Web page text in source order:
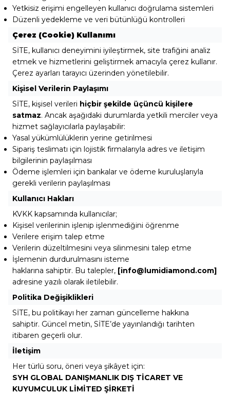
Yetkisiz erişimi engelleyen kullanıcı doğrulama sistemleri
Düzenli yedekleme ve veri bütünlüğü kontrolleri
Çerez (Cookie) Kullanımı
SİTE, kullanıcı deneyimini iyileştirmek, site trafiğini analiz
etmek ve hizmetlerini geliştirmek amacıyla çerez kullanır.
Çerez ayarları tarayıcı üzerinden yönetilebilir.
Kişisel Verilerin Paylaşımı
SİTE, kişisel verileri hiçbir şekilde üçüncü kişilere
satmaz. Ancak aşağıdaki durumlarda yetkili merciler veya
hizmet sağlayıcılarla paylaşabilir:
Yasal yükümlülüklerin yerine getirilmesi
Sipariş teslimatı için lojistik firmalarıyla adres ve iletişim
bilgilerinin paylaşılması
Ödeme işlemleri için bankalar ve ödeme kuruluşlarıyla
gerekli verilerin paylaşılması
Kullanıcı Hakları
KVKK kapsamında kullanıcılar;
Kişisel verilerinin işlenip işlenmediğini öğrenme
Verilere erişim talep etme
Verilerin düzeltilmesini veya silinmesini talep etme
İşlemenin durdurulmasını isteme
haklarına sahiptir. Bu talepler, [info@lumidiamond.com]
adresine yazılı olarak iletilebilir.
Politika Değişiklikleri
SİTE, bu politikayı her zaman güncelleme hakkına
sahiptir. Güncel metin, SİTE’de yayınlandığı tarihten
itibaren geçerli olur.
İletişim
Her türlü soru, öneri veya şikâyet için:
SYH GLOBAL DANIŞMANLIK DIŞ TİCARET VE
KUYUMCULUK LİMİTED ŞİRKETİ